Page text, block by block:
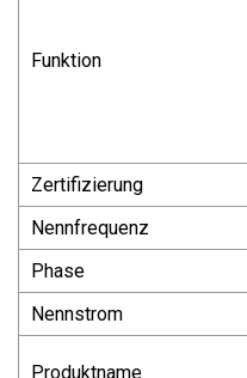
Funktion
Zertifizierung
Nennfrequenz
Phase
Nennstrom
Produktname